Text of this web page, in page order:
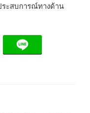
ะสบการณ์ทางด้าน